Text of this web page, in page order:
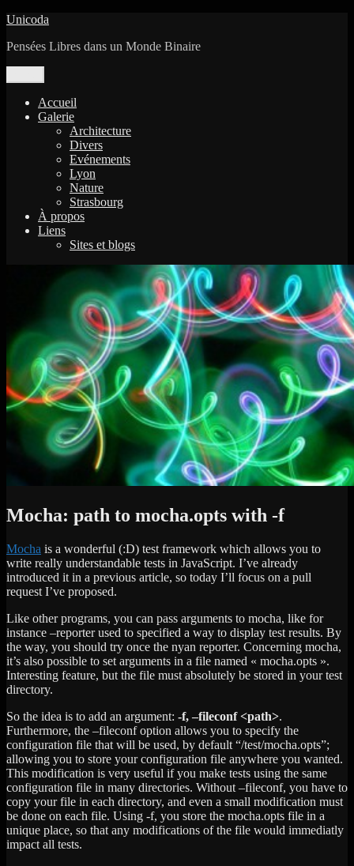
Aller
contenu
Unicoda
Pensées Libres dans un Monde Binaire
Accueil
Galerie
Architecture
Divers
Evénements
Lyon
Nature
Strasbourg
À propos
Liens
Sites et blogs
Mocha: path to mocha.opts with -f
Mocha is a wonderful (:D) test framework which allows you to
write really understandable tests in JavaScript. I’ve already
introduced it in a previous article, so today I’ll focus on a pull
request I’ve proposed.
Like other programs, you can pass arguments to mocha, like for
instance –reporter used to specified a way to display test results. By
the way, you should try once the nyan reporter. Concerning mocha,
it’s also possible to set arguments in a file named « mocha.opts ».
Interesting feature, but the file must absolutely be stored in your test
directory.
So the idea is to add an argument: -f, –fileconf <path>.
Furthermore, the –fileconf option allows you to specify the
configuration file that will be used, by default “/test/mocha.opts”;
allowing you to store your configuration file anywhere you wanted.
This modification is very useful if you make tests using the same
configuration file in many directories. Without –fileconf, you have to
copy your file in each directory, and even a small modification must
be done on each file. Using -f, you store the mocha.opts file in a
unique place, so that any modifications of the file would immediatly
impact all tests.